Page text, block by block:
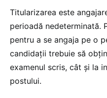
Titularizarea este
perioadă nedeterminată.
pentru a se angaja pe o
candidații trebuie să
examenul scris, cât și la
postului.